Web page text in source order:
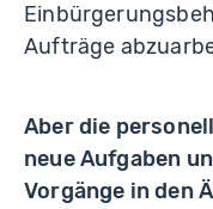
Aufträge
Aber die
neue Aufgaben
Vorgänge in den